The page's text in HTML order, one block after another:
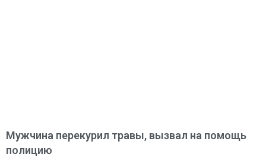
Мужчина перекурил травы, вызвал на помощь
полицию